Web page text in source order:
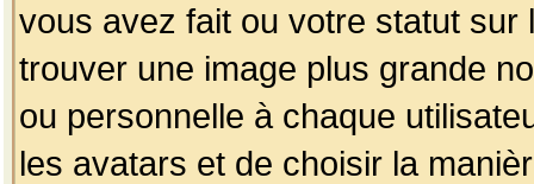
vous avez fait ou votre statut
trouver une image plus grande
ou personnelle à chaque
les avatars et de choisir la